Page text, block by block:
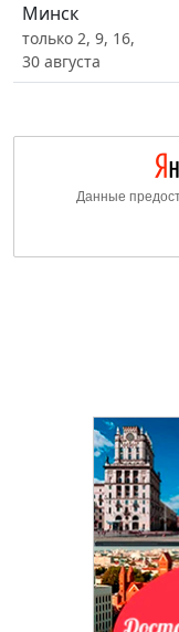
Минск
только 2, 9, 16,
30 августа
Данные